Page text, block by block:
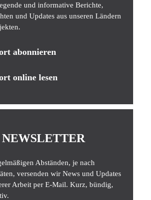
und informative Berichte,
und Updates aus unseren Ländern
abonnieren
online lesen
NEWSLETTER
Abständen, je nach
versenden wir News und Updates
Arbeit per E-Mail. Kurz, bündig,